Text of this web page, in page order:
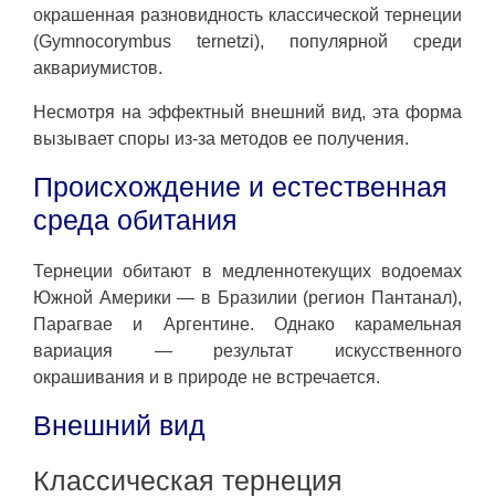
окрашенная разновидность классической тернеции
(Gymnocorymbus ternetzi), популярной среди
аквариумистов.
Несмотря на эффектный внешний вид, эта форма
вызывает споры из-за методов ее получения.
Происхождение и естественная
среда обитания
Тернеции обитают в медленнотекущих водоемах
Южной Америки — в Бразилии (регион Пантанал),
Парагвае и Аргентине. Однако карамельная
вариация — результат искусственного
окрашивания и в природе не встречается.
Внешний вид
Классическая тернеция